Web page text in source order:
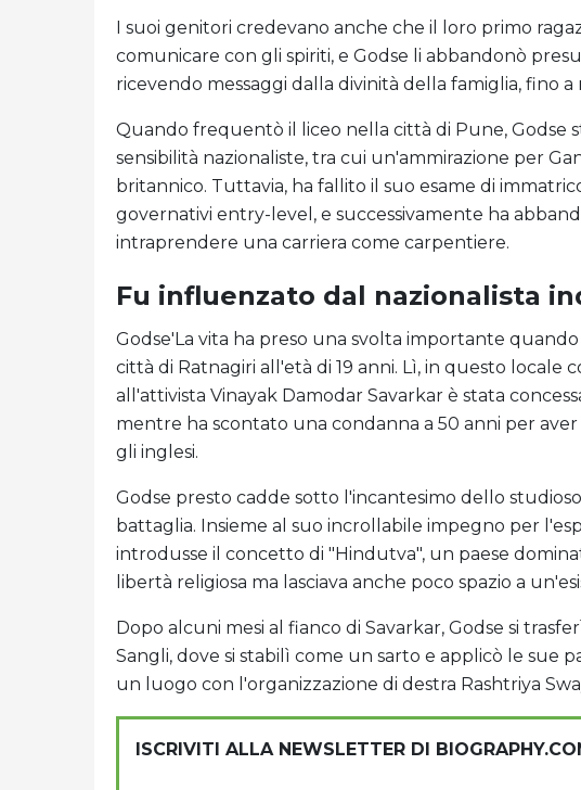
I suoi genitori credevano anche che il loro primo
comunicare con gli spiriti, e Godse li abbandonò
ricevendo messaggi dalla divinità della famiglia, fino
Quando frequentò il liceo nella città di Pune, Godse
sensibilità nazionaliste, tra cui un'ammirazione per
britannico. Tuttavia, ha fallito il suo esame di
governativi entry-level, e successivamente ha
intraprendere una carriera come carpentiere.
Fu influenzato dal nazionalista
Godse'La vita ha preso una svolta importante
città di Ratnagiri all'età di 19 anni. Lì, in questo locale
all'attivista Vinayak Damodar Savarkar è stata
mentre ha scontato una condanna a 50 anni per
gli inglesi.
Godse presto cadde sotto l'incantesimo dello
battaglia. Insieme al suo incrollabile impegno per
introdusse il concetto di "Hindutva", un paese
libertà religiosa ma lasciava anche poco spazio a
Dopo alcuni mesi al fianco di Savarkar, Godse si
Sangli, dove si stabilì come un sarto e applicò le sue
un luogo con l'organizzazione di destra Rashtriya
ISCRIVITI ALLA NEWSLETTER DI